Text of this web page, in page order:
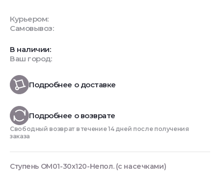
Курьером:
Самовывоз:
В наличии:
Ваш город:
Подробнее о доставке
Подробнее о возврате
Свободный возврат в течение 14 дней после получения
заказа
Ступень OM01-30x120-Непол. (с насечками)